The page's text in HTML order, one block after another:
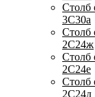
Столб
3С30а
Столб
2С24ж
Столб
2С24е
Столб
2С24д